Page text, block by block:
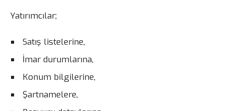
Yatırımcılar;
Satış listelerine,
İmar durumlarına,
Konum bilgilerine,
Şartnamelere,